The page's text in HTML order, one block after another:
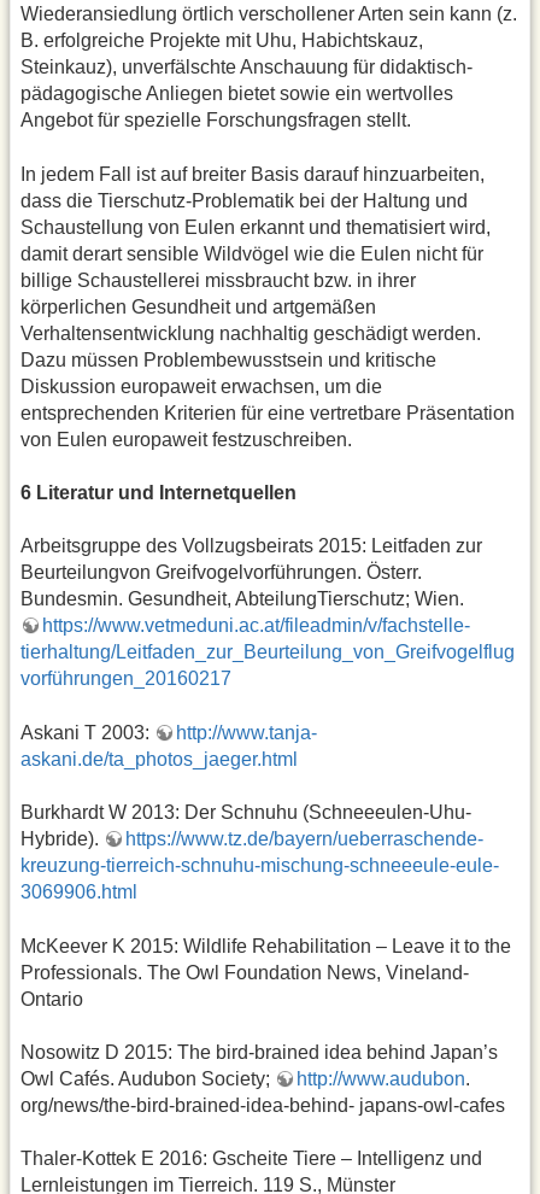
Wiederansiedlung örtlich verschollener Arten sein kann (z.
B. erfolgreiche Projekte mit Uhu, Habichtskauz,
Steinkauz), unverfälschte Anschauung für didaktisch-
pädagogische Anliegen bietet sowie ein wertvolles
Angebot für spezielle Forschungsfragen stellt.
In jedem Fall ist auf breiter Basis darauf hinzuarbeiten,
dass die Tierschutz-Problematik bei der Haltung und
Schaustellung von Eulen erkannt und thematisiert wird,
damit derart sensible Wildvögel wie die Eulen nicht für
billige Schaustellerei missbraucht bzw. in ihrer
körperlichen Gesundheit und artgemäßen
Verhaltensentwicklung nachhaltig geschädigt werden.
Dazu müssen Problembewusstsein und kritische
Diskussion europaweit erwachsen, um die
entsprechenden Kriterien für eine vertretbare Präsentation
von Eulen europaweit festzuschreiben.
6 Literatur und Internetquellen
Arbeitsgruppe des Vollzugsbeirats 2015: Leitfaden zur
Beurteilungvon Greifvogelvorführungen. Österr.
Bundesmin. Gesundheit, AbteilungTierschutz; Wien.
https://www.vetmeduni.ac.at/fileadmin/v/fachstelle-
tierhaltung/Leitfaden_zur_Beurteilung_von_Greifvogelflug
vorführungen_20160217
Askani T 2003:
http://www.tanja-
askani.de/ta_photos_jaeger.html
Burkhardt W 2013: Der Schnuhu (Schneeeulen-Uhu-
Hybride).
https://www.tz.de/bayern/ueberraschende-
kreuzung-tierreich-schnuhu-mischung-schneeeule-eule-
3069906.html
McKeever K 2015: Wildlife Rehabilitation – Leave it to the
Professionals. The Owl Foundation News, Vineland-
Ontario
Nosowitz D 2015: The bird-brained idea behind Japan’s
Owl Cafés. Audubon Society;
http://www.audubon.
org/news/the-bird-brained-idea-behind- japans-owl-cafes
Thaler-Kottek E 2016: Gscheite Tiere – Intelligenz und
Lernleistungen im Tierreich. 119 S., Münster